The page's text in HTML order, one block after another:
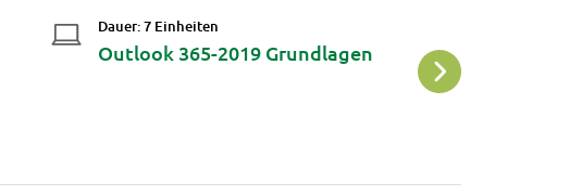
Dauer: 7 Einheiten
Outlook 365-2019 Grundlagen